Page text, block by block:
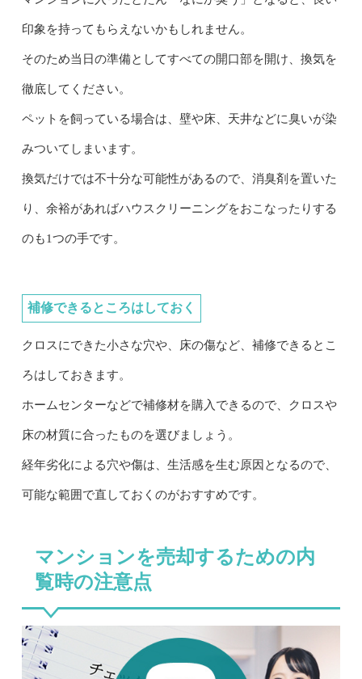
印象を持ってもらえないかもしれません。
そのため当日の準備としてすべての開口部を開け、換気を
徹底してください。
ペットを飼っている場合は、壁や床、天井などに臭いが染
みついてしまいます。
換気だけでは不十分な可能性があるので、消臭剤を置いた
り、余裕があればハウスクリーニングをおこなったりする
のも1つの手です。
補修できるところはしておく
クロスにできた小さな穴や、床の傷など、補修できるとこ
ろはしておきます。
ホームセンターなどで補修材を購入できるので、クロスや
床の材質に合ったものを選びましょう。
経年劣化による穴や傷は、生活感を生む原因となるので、
可能な範囲で直しておくのがおすすめです。
マンションを売却するための内
覧時の注意点